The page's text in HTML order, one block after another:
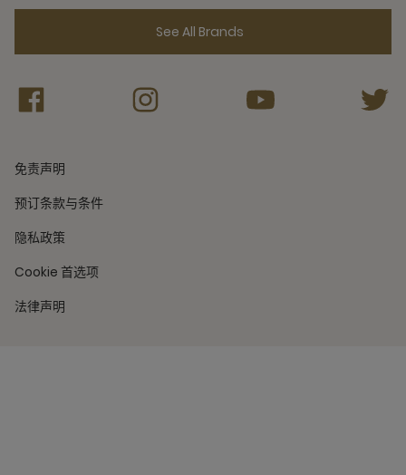
See All Brands
免责声明
预订条款与条件
隐私政策
Cookie 首选项
法律声明